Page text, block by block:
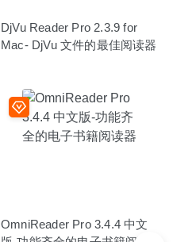
DjVu Reader Pro 2.3.9 for
Mac- DjVu 文件的最佳阅读器
OmniReader Pro 3.4.4 中文